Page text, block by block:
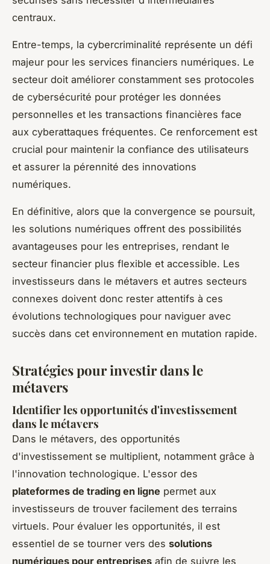
centraux.
Entre-temps, la cybercriminalité représente un défi
majeur pour les services financiers numériques. Le
secteur doit améliorer constamment ses protocoles
de cybersécurité pour protéger les données
personnelles et les transactions financières face
aux cyberattaques fréquentes. Ce renforcement est
crucial pour maintenir la confiance des utilisateurs
et assurer la pérennité des innovations
numériques.
En définitive, alors que la convergence se poursuit,
les solutions numériques offrent des possibilités
avantageuses pour les entreprises, rendant le
secteur financier plus flexible et accessible. Les
investisseurs dans le métavers et autres secteurs
connexes doivent donc rester attentifs à ces
évolutions technologiques pour naviguer avec
succès dans cet environnement en mutation rapide.
Stratégies pour investir dans le
métavers
Identifier les opportunités d'investissement
dans le métavers
Dans le métavers, des opportunités
d'investissement se multiplient, notamment grâce à
l'innovation technologique. L'essor des
plateformes de trading en ligne permet aux
investisseurs de trouver facilement des terrains
virtuels. Pour évaluer les opportunités, il est
essentiel de se tourner vers des solutions
numériques pour entreprises afin de suivre les